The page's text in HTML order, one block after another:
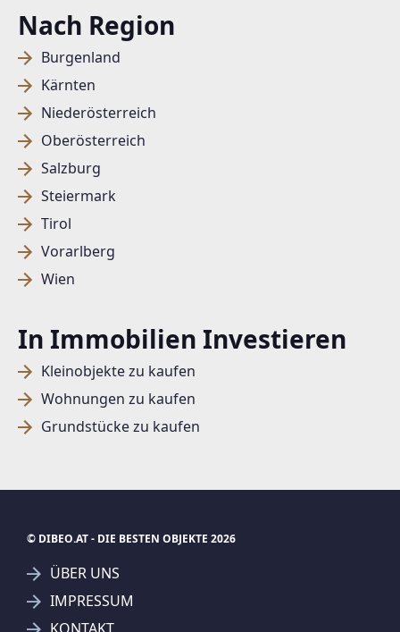
Nach Region
Burgenland
Kärnten
Niederösterreich
Oberösterreich
Salzburg
Steiermark
Tirol
Vorarlberg
Wien
In Immobilien Investieren
Kleinobjekte zu kaufen
Wohnungen zu kaufen
Grundstücke zu kaufen
© DIBEO.AT - DIE BESTEN OBJEKTE 2026
ÜBER UNS
IMPRESSUM